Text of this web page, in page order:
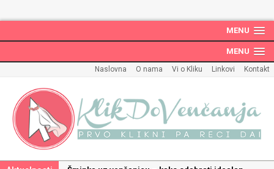
MENU
MENU
Naslovna O nama Vi o Kliku Linkovi Kontakt